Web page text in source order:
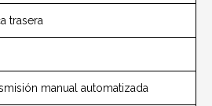
trasera
manual automatizada